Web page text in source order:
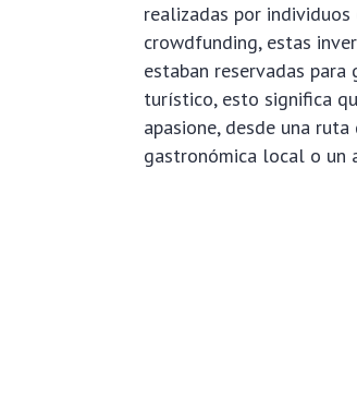
realizadas por
crowdfunding, estas
estaban reservadas
turístico, esto significa
apasione, desde una
gastronómica local o un